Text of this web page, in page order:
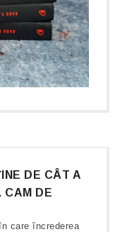
DE CÂT A
CAM DE
care încrederea